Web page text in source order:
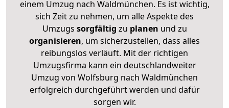
einem Umzug nach Waldmünchen. Es ist wichtig,
sich Zeit zu nehmen, um alle Aspekte des
Umzugs sorgfältig zu planen und zu
organisieren, um sicherzustellen, dass alles
reibungslos verläuft. Mit der richtigen
Umzugsfirma kann ein deutschlandweiter
Umzug von Wolfsburg nach Waldmünchen
erfolgreich durchgeführt werden und dafür
sorgen wir.